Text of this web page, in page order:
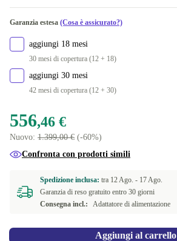
Disponibile in altre combinazioni
Garanzia estesa (Cosa è assicurato?)
aggiungi 18 mesi
30 mesi di copertura (12 + 18)
aggiungi 30 mesi
42 mesi di copertura (12 + 30)
556,46 €
Nuovo: 1.399,00 € (-60%)
Confronta con prodotti simili
Spedizione inclusa: tra 12 Ago. - 17 Ago.
Garanzia di reso gratuito entro 30 giorni
Consegna incl.:
Adattatore di alimentazione
Aggiungi al carrello